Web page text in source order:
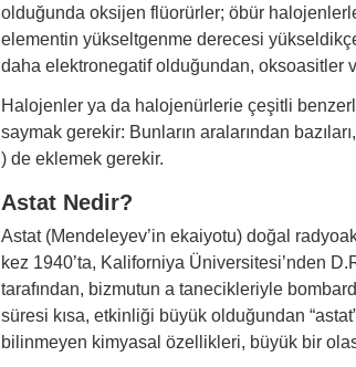
olduğunda oksijen flüorürler; öbür
elementin yükseltgenme derecesi
daha elektronegatif olduğundan, oksoasitler
Halojenler ya da halojenürlerie çeşitli
saymak gerekir: Bunların aralarından
) de eklemek gerekir.
Astat Nedir?
Astat (Mendeleyev’in ekaiyotu) doğal
kez 1940’ta, Kaliforniya Üniversitesi’nden
tarafından, bizmutun a tanecikleriyle
süresi kısa, etkinliği büyük olduğundan
bilinmeyen kimyasal özellikleri, büyük bir